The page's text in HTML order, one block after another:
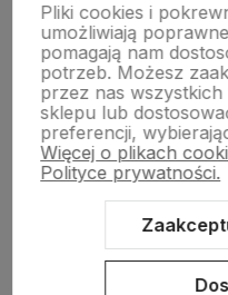
O FIRMIE
Sklep internetowy Shoper.pl
Pliki cookies i
umożliwiają
pomagają nam
potrzeb. Możesz
przez nas
sklepu lub
preferencji,
Więcej o plikach
Polityce prywatności.